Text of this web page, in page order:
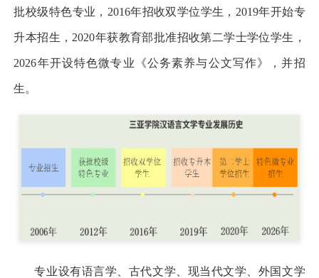
批校级特色专业， 2016年招收双学位学生， 2019年开始专
升本招生， 2020年获教育部批准招收第二学士学位学生，
2026年开设特色微专业《公务素养与公文写作》，并招
生。
专业设有语言学、古代文学、现当代文学、外国文学